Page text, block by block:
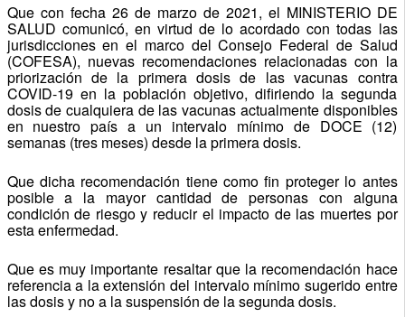
Que con fecha 26 de marzo de 2021, el MINISTERIO DE
SALUD comunicó, en virtud de lo acordado con todas las
jurisdicciones en el marco del Consejo Federal de Salud
(COFESA), nuevas recomendaciones relacionadas con la
priorización de la primera dosis de las vacunas contra
COVID-19 en la población objetivo, difiriendo la segunda
dosis de cualquiera de las vacunas actualmente disponibles
en nuestro país a un intervalo mínimo de DOCE (12)
semanas (tres meses) desde la primera dosis.
Que dicha recomendación tiene como fin proteger lo antes
posible a la mayor cantidad de personas con alguna
condición de riesgo y reducir el impacto de las muertes por
esta enfermedad.
Que es muy importante resaltar que la recomendación hace
referencia a la extensión del intervalo mínimo sugerido entre
las dosis y no a la suspensión de la segunda dosis.